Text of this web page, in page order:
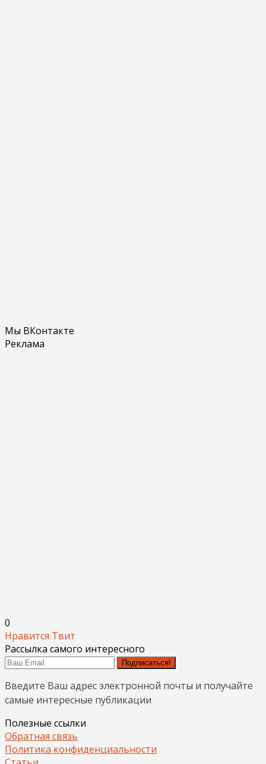
Мы ВКонтакте
Реклама
0
Нравится Твит
Рассылка самого интересного
Подписаться!
Введите Ваш адрес электронной почты и получайте
самые интересные публикации
Полезные ссылки
Обратная связь
Политика конфиденциальности